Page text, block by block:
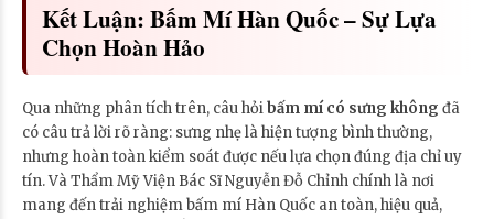
Kết Luận: Bấm Mí Hàn Quốc – Sự Lựa
Chọn Hoàn Hảo
Qua những phân tích trên, câu hỏibấm mí có sưng không đã
có câu trả lời rõ ràng: sưng nhẹ là hiện tượng bình thường,
nhưng hoàn toàn kiểm soát được nếu lựa chọn đúng địa chỉ uy
tín. Và Thẩm Mỹ Viện Bác Sĩ Nguyễn Đỗ Chỉnh chính là nơi
mang đến trải nghiệm bấm mí Hàn Quốc an toàn, hiệu quả,